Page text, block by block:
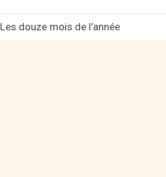
Les douze mois de l’année